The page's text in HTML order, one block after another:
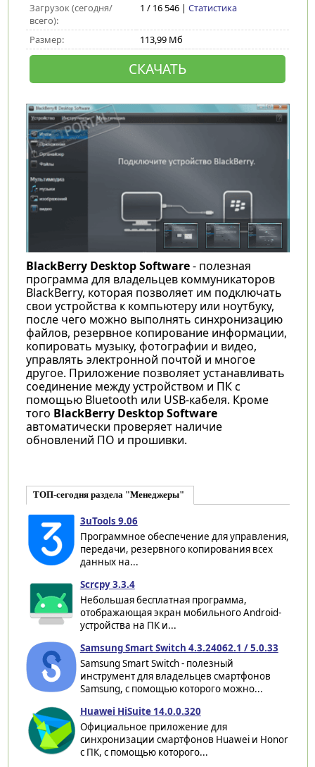
Загрузок (сегодня/
всего):
1 / 16 546 | Статистика
Размер: 113,99 Мб
СКАЧАТЬ
BlackBerry Desktop Software- полезная
программа для владельцев коммуникаторов
BlackBerry, которая позволяет им подключать
свои устройства к компьютеру или ноутбуку,
после чего можно выполнять синхронизацию
файлов, резервное копирование информации,
копировать музыку, фотографии и видео,
управлять электронной почтой и многое
другое. Приложение позволяет устанавливать
соединение между устройством и ПК с
помощью Bluetooth или USB-кабеля. Кроме
того BlackBerry Desktop Software
автоматически проверяет наличие
обновлений ПО и прошивки.
ТОП-сегодня раздела "Менеджеры"
3uTools 9.06
Программное обеспечение для управления,
передачи, резервного копирования всех
данных на...
Scrcpy 3.3.4
Небольшая бесплатная программа,
отображающая экран мобильного Android-
устройства на ПК и...
Samsung Smart Switch 4.3.24062.1 / 5.0.33
Samsung Smart Switch - полезный
инструмент для владельцев смартфонов
Samsung, с помощью которого можно...
Huawei HiSuite 14.0.0.320
Официальное приложение для
синхронизации смартфонов Huawei и Honor
с ПК, с помощью которого...